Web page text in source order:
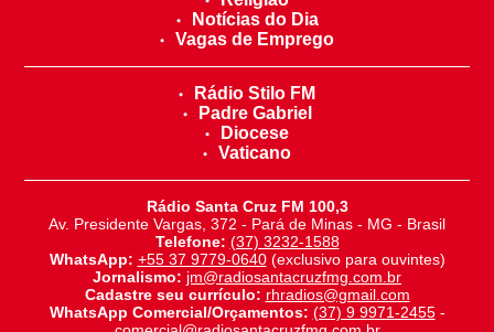
Notícias do Dia
Vagas de Emprego
Rádio Stilo FM
Padre Gabriel
Diocese
Vaticano
Rádio Santa Cruz FM 100,3
Av. Presidente Vargas, 372 - Pará de Minas - MG - Brasil
Telefone: (37) 3232-1588
WhatsApp: +55 37 9779-0640(exclusivo para ouvintes)
Jornalismo: jm@radiosantacruzfmg.com.br
Cadastre seu currículo: rhradios@gmail.com
WhatsApp Comercial/Orçamentos: (37) 9 9971-2455-